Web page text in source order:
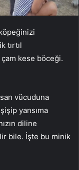
tırtıl
kese böceği.
vücuduna
yansıma
diline
bile. İşte bu minik